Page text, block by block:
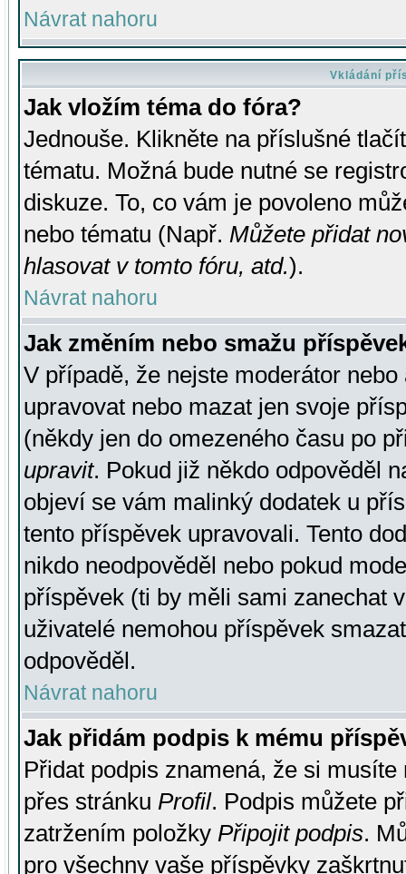
Návrat nahoru
Vkládání
Jak vložím téma do fóra?
Jednouše. Klikněte na příslušné
tématu. Možná bude nutné se
diskuze. To, co vám je povoleno
nebo tématu (Např. Můžete přidat
hlasovat v tomto fóru, atd.).
Návrat nahoru
Jak změním nebo smažu
V případě, že nejste moderátor
upravovat nebo mazat jen svoje
(někdy jen do omezeného času po
upravit. Pokud již někdo odpověděl
objeví se vám malinký dodatek u
tento příspěvek upravovali. Tento
nikdo neodpověděl nebo pokud
příspěvek (ti by měli sami zanechat
uživatelé nemohou příspěvek
odpověděl.
Návrat nahoru
Jak přidám podpis k mému
Přidat podpis znamená, že si
přes stránku Profil. Podpis můžete
zatržením položky Připojit podpis.
pro všechny vaše příspěvky